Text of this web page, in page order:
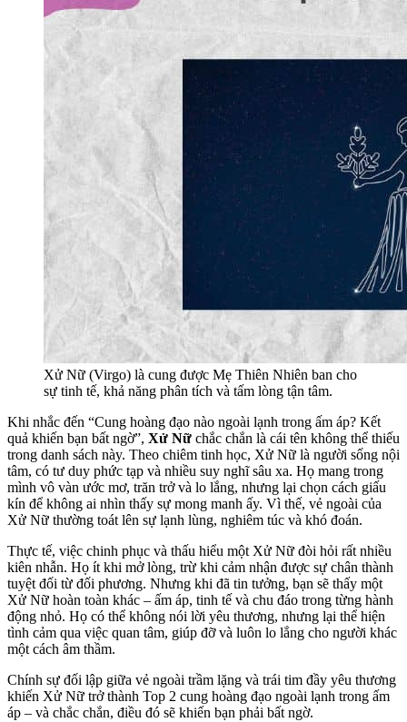
Xử Nữ (Virgo) là cung được Mẹ Thiên Nhiên ban cho
sự tinh tế, khả năng phân tích và tấm lòng tận tâm.
Khi nhắc đến “Cung hoàng đạo nào ngoài lạnh trong ấm áp? Kết
quả khiến bạn bất ngờ”, Xử Nữ chắc chắn là cái tên không thể thiếu
trong danh sách này. Theo chiêm tinh học, Xử Nữ là người sống nội
tâm, có tư duy phức tạp và nhiều suy nghĩ sâu xa. Họ mang trong
mình vô vàn ước mơ, trăn trở và lo lắng, nhưng lại chọn cách giấu
kín để không ai nhìn thấy sự mong manh ấy. Vì thế, vẻ ngoài của
Xử Nữ thường toát lên sự lạnh lùng, nghiêm túc và khó đoán.
Thực tế, việc chinh phục và thấu hiểu một Xử Nữ đòi hỏi rất nhiều
kiên nhẫn. Họ ít khi mở lòng, trừ khi cảm nhận được sự chân thành
tuyệt đối từ đối phương. Nhưng khi đã tin tưởng, bạn sẽ thấy một
Xử Nữ hoàn toàn khác – ấm áp, tinh tế và chu đáo trong từng hành
động nhỏ. Họ có thể không nói lời yêu thương, nhưng lại thể hiện
tình cảm qua việc quan tâm, giúp đỡ và luôn lo lắng cho người khác
một cách âm thầm.
Chính sự đối lập giữa vẻ ngoài trầm lặng và trái tim đầy yêu thương
khiến Xử Nữ trở thành Top 2 cung hoàng đạo ngoài lạnh trong ấm
áp – và chắc chắn, điều đó sẽ khiến bạn phải bất ngờ.